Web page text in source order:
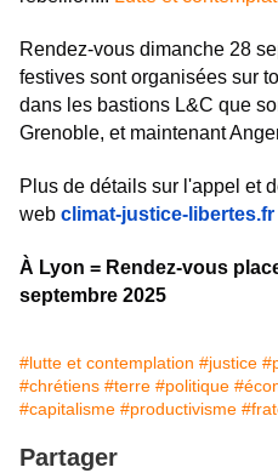
Rendez-vous dimanche 28
festives sont organisées sur
dans les bastions L&C que
Grenoble, et maintenant
Plus de détails sur l'appel et
web climat-justice-libertes.fr
À Lyon = Rendez-vous
septembre 2025
#lutte et contemplation #justice
#chrétiens #terre #politique
#capitalisme #productivisme
Partager